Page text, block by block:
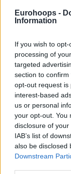
Eurohoops -
Information
If you wish to
processing of
targeted
section to
opt-out request is
interest-based
us or personal
your opt-out. You
disclosure of
IAB’s list of
also be disclosed
Downstream
Por Johnny
el EuroBasket
hospitalaria en
Me siento
atención en el
Alemana de
de estar con el
A pesar de su
en el Grupo B